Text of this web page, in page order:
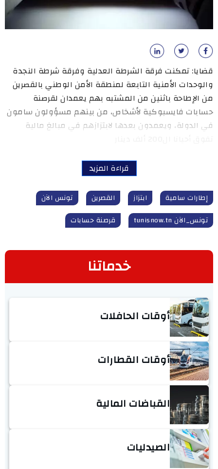
قضايا: تمكنت فرقة الشرطة العدلية وفرقة شرطة النجدة
والوحدات الأمنية التابعة لمنطقة الأمن الوطني بالقصرين
من الإطاحة باثنين من المشتبه بهم يعمدان لقرصنة
حسابات فايسبوكية لأشخاص، من بينهم مسؤولون سامون
في الدولة، ويعمدون بعدها لابتزازهم في مبالغ مالية
قراءة المزيد
إطارات سامية ابتزاز القصرين
تونس الآن
تونس_الآن tunisnow.tn
قرصنة حسابات
خدماتنا
أوقات الحافلات
أوقات القطارات
القباضات المالية
الصيدليات